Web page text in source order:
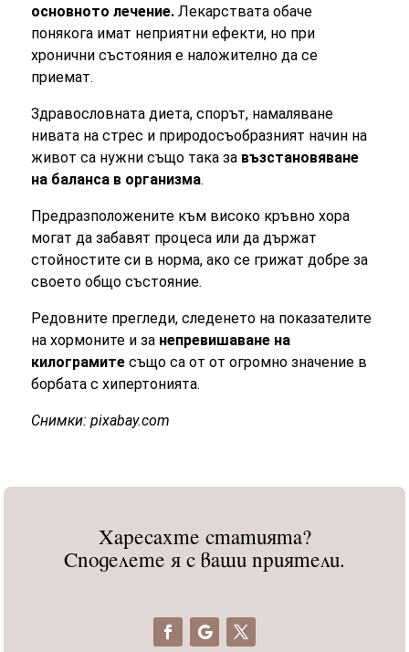
основното лечение. Лекарствата обаче
понякога имат неприятни ефекти, но при
хронични състояния е наложително да се
приемат.
Здравословната диета, спорът, намаляване
нивата на стрес и природосъобразният начин на
живот са нужни също така за възстановяване
на баланса в организма.
Предразположените към високо кръвно хора
могат да забавят процеса или да държат
стойностите си в норма, ако се грижат добре за
своето общо състояние.
Редовните прегледи, следенето на показателите
на хормоните и за непревишаване на
килограмитесъщо са от от огромно значение в
борбата с хипертонията.
Снимки: pixabay.com
Харесахте статията?
Споделете я с ваши приятели.